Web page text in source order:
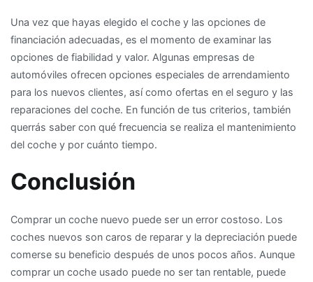
Una vez que hayas elegido el coche y las opciones de
financiación adecuadas, es el momento de examinar las
opciones de fiabilidad y valor. Algunas empresas de
automóviles ofrecen opciones especiales de arrendamiento
para los nuevos clientes, así como ofertas en el seguro y las
reparaciones del coche. En función de tus criterios, también
querrás saber con qué frecuencia se realiza el mantenimiento
del coche y por cuánto tiempo.
Conclusión
Comprar un coche nuevo puede ser un error costoso. Los
coches nuevos son caros de reparar y la depreciación puede
comerse su beneficio después de unos pocos años. Aunque
comprar un coche usado puede no ser tan rentable, puede